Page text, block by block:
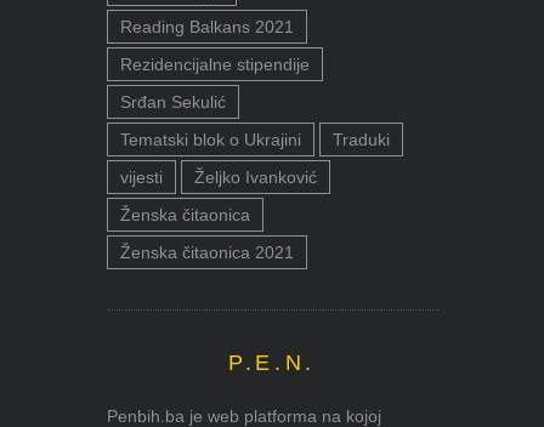
Reading Balkans 2021
Rezidencijalne stipendije
Srđan Sekulić
Tematski blok o Ukrajini
Traduki
vijesti
Željko Ivanković
Ženska čitaonica
Ženska čitaonica 2021
P.E.N.
Penbih.ba je web platforma na kojoj